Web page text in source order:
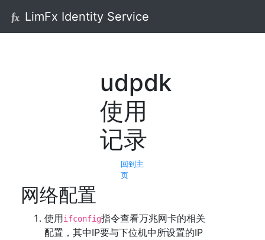
LimFx Identity Service
udpdk
使用
记录
回到主
页
网络配置
使用ifconfig指令查看万兆网卡的相关
配置，其中IP要与下位机中所设置的IP